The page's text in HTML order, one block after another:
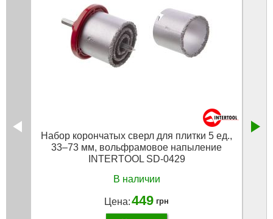
Набор корончатых сверл для плитки 5 ед.,
33–73 мм, вольфрамовое напыление
INTERTOOL SD-0429
В наличии
Цена:449 грн